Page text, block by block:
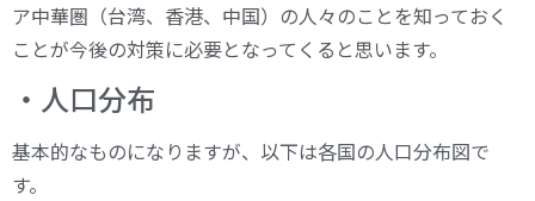
ア中華圏（台湾、香港、中国）の人々のことを知っておく
ことが今後の対策に必要となってくると思います。
・人口分布
基本的なものになりますが、以下は各国の人口分布図で
す。